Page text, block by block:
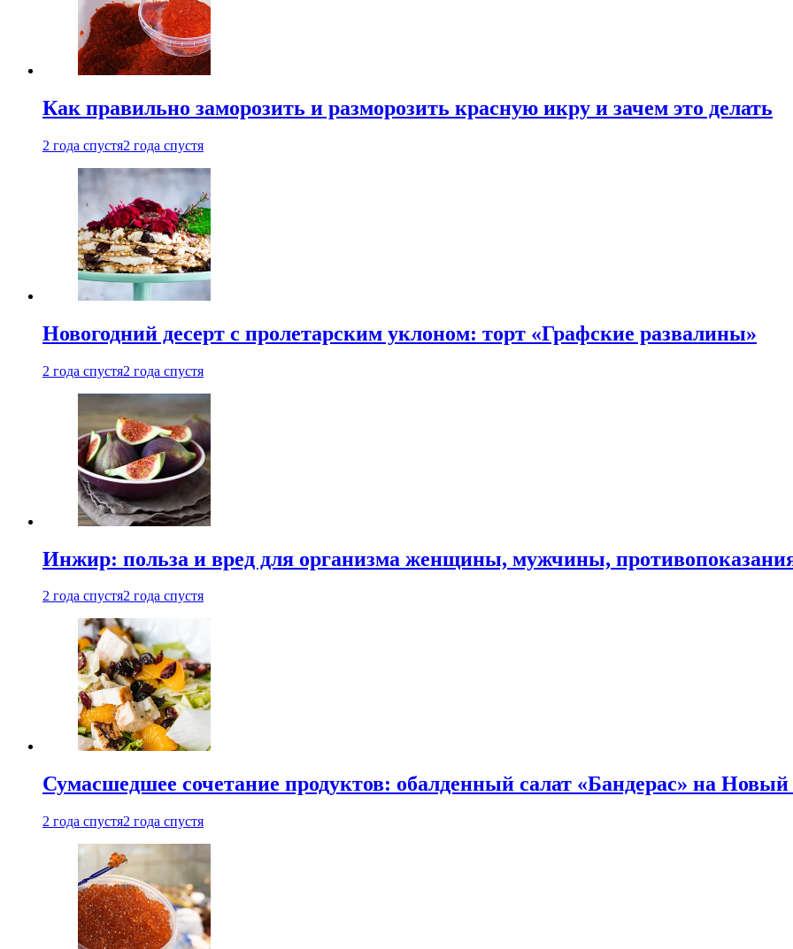
Как правильно заморозить и разморозить красную икру и зачем это делать
2 года спустя2 года спустя
Новогодний десерт с пролетарским уклоном: торт «Графские развалины»
2 года спустя2 года спустя
Инжир: польза и вред для организма женщины, мужчины,
2 года спустя2 года спустя
Сумасшедшее сочетание продуктов: обалденный салат «Бандерас» на Новый
2 года спустя2 года спустя